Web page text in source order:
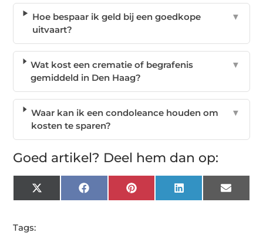
Hoe bespaar ik geld bij een goedkope
uitvaart?
▼
Wat kost een crematie of begrafenis
gemiddeld in Den Haag?
▼
Waar kan ik een condoleance houden om
kosten te sparen?
▼
Goed artikel? Deel hem dan op:
X
(Twitter)
FacebookPinterest LinkedIn Email
Tags: